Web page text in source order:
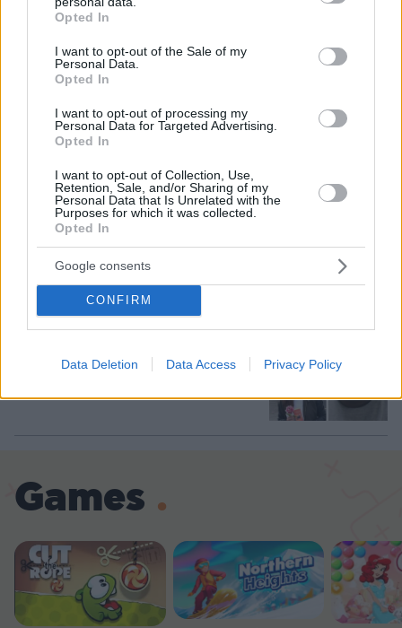
grant or deny consent to Google and its third-party tags to
use your data for below specified purposes in below Google
consent section.
Opted In
I want to opt-out of the Sale of my
Personal Data.
Opted In
I want to opt-out of processing my
Personal Data for Targeted Advertising.
Opted In
I want to opt-out of Collection, Use,
Retention, Sale, and/or Sharing of my
Personal Data that Is Unrelated with the
Purposes for which it was collected.
Opted In
Google consents
CONFIRM
Data Deletion Data Access Privacy Policy
στις Σέρρες με νεκρούς μητέρα και
protothema
08.08.2026, 08:36
με τη σύντροφό του στην Ελβετία και
η βραδινή έξοδός τους για φαγητό
08.08.2026, 09:14 79
Ο «Δράκος» του Λονδίνου: 40χρονος
με προβλήματα όρασης σκότωνε και
συλλάβει και τον άφησε ελεύθερο
Games